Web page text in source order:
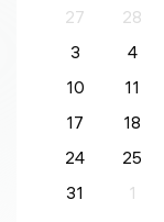
27
28
3
4
10
11
17
18
24
25
31
1